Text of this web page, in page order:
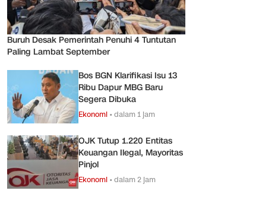
Buruh Desak Pemerintah Penuhi 4 Tuntutan
Paling Lambat September
Bos BGN Klarifikasi Isu 13
Ribu Dapur MBG Baru
Segera Dibuka
Ekonomi •dalam 1 jam
OJK Tutup 1.220 Entitas
Keuangan Ilegal, Mayoritas
Pinjol
Ekonomi •dalam 2 jam